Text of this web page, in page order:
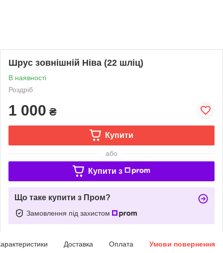
Шрус зовнішній Ніва (22 шліц)
В наявності
Роздріб
1 000 ₴
Купити
або
Купити з
Що таке купити з Пром?
Замовлення під захистом
Доставка Оплата Умови повернення